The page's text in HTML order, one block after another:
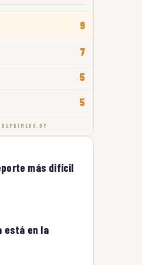
9
7
5
5
más difícil
está en la